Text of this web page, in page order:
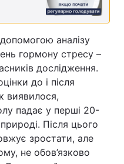
аналізу
гормону стресу –
дослідження.
до і після
виявилося,
падає у перші 20-
Після цього
зростати, але
не обов’язково